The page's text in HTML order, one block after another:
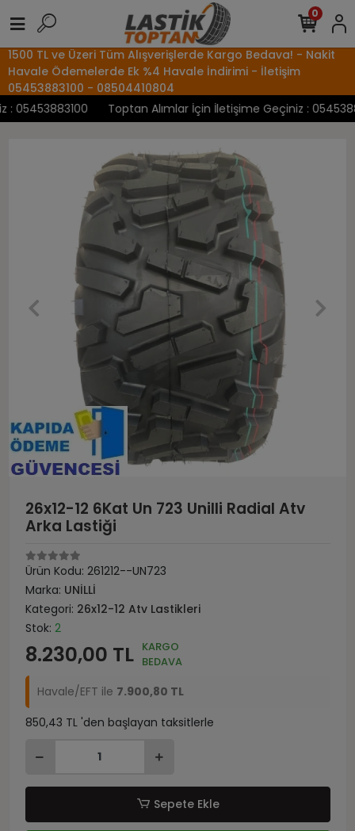
1500 TL ve Üzeri Tüm Alışverişlerde Kargo Bedava! - Nakit
Havale Ödemelerde Ek %4 Havale İndirimi - İletişim
05453883100 - 08504410804
Toptan Alımlar İçin İletişime Geçiniz :
0
26x12-12 6Kat Un 723 Unilli Radial Atv
Arka Lastiği
Ürün Kodu: 261212--UN723
Marka: UNİLLİ
Kategori: 26x12-12 Atv Lastikleri
Stok: 2
8.230,00 TL KARGO
BEDAVA
Havale/EFT ile 7.900,80 TL
850,43 TL 'den başlayan taksitlerle
Sepete Ekle